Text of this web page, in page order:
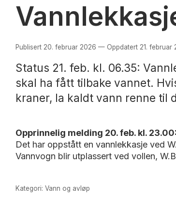
Publisert 20. februar 2026 — Oppdatert 21. februar
Status 21. feb. kl. 06.35:
skal ha fått tilbake vannet.
kraner, la kaldt vann renne til
Opprinnelig melding 20. feb. kl. 23.00:
Det har oppstått en vannlekkasje ved
Vannvogn blir utplassert ved vollen,
Kategori: Vann og avløp